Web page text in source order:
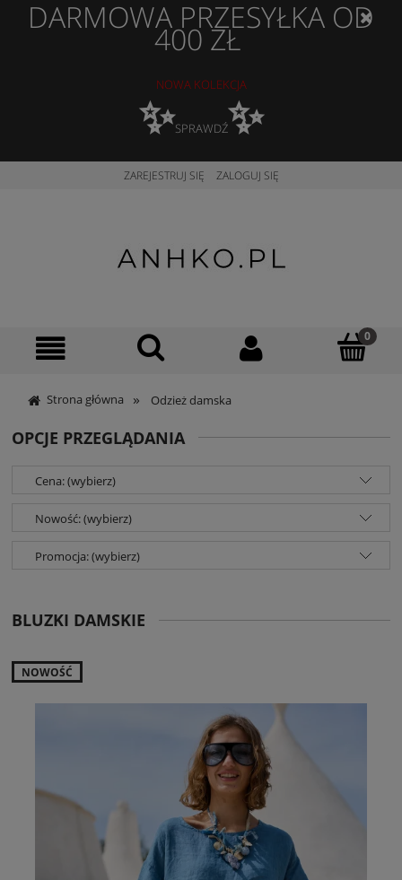
DARMOWA PRZESYŁKA OD
400 ZŁ
NOWA KOLEKCJA
✨SPRAWDŹ✨
ZAREJESTRUJ SIĘ ZALOGUJ SIĘ
Strona główna » Odzież damska
OPCJE PRZEGLĄDANIA
Cena: (wybierz)
Nowość: (wybierz)
Promocja: (wybierz)
BLUZKI DAMSKIE
NOWOŚĆ